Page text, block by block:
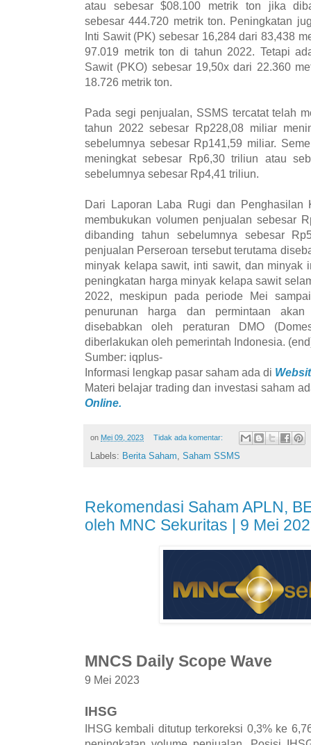
atau sebesar $08.100 metrik ton jika
sebesar 444.720 metrik ton. Peningkatan
Inti Sawit (PK) sebesar 16,284 dari 83,438
97.019 metrik ton di tahun 2022. Tetapi
Sawit (PKO) sebesar 19,50x dari 22.360
18.726 metrik ton.
Pada segi penjualan, SSMS tercatat telah
tahun 2022 sebesar Rp228,08 miliar
sebelumnya sebesar Rp141,59 miliar.
meningkat sebesar Rp6,30 triliun atau
sebelumnya sebesar Rp4,41 triliun.
Dari Laporan Laba Rugi dan Penghasilan
membukukan volumen penjualan sebesar
dibanding tahun sebelumnya sebesar
penjualan Perseroan tersebut terutama
minyak kelapa sawit, inti sawit, dan minyak
peningkatan harga minyak kelapa sawit
2022, meskipun pada periode Mei
penurunan harga dan permintaan
disebabkan oleh peraturan DMO
diberlakukan oleh pemerintah Indonesia.
Sumber: iqplus-
Informasi lengkap pasar saham ada di
Materi belajar trading dan investasi saham
Online.
on Mei 09, 2023 Tidak ada komentar:
Labels: Berita Saham, Saham SSMS
Rekomendasi Saham APLN,
oleh MNC Sekuritas | 9 Mei
MNCS Daily Scope Wave
9 Mei 2023
IHSG
IHSG kembali ditutup terkoreksi 0,3% ke